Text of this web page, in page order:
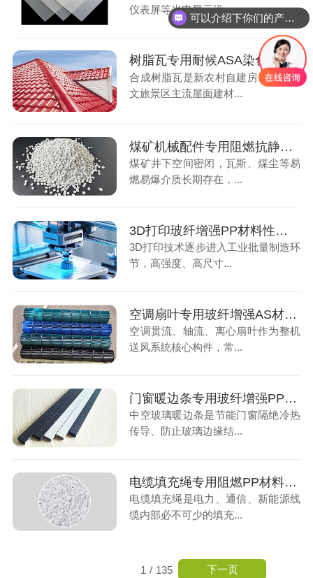
仪表屏等光电显示设...
树脂瓦专用耐候ASA染色颗粒，户外屋面长效优选材料
合成树脂瓦是新农村自建房、厂房、
文旅景区主流屋面建材...
煤矿机械配件专用阻燃抗静电ABS材料，筑牢井下生产安全屏障
煤矿井下空间密闭，瓦斯、煤尘等易
燃易爆介质长期存在，...
3D打印玻纤增强PP材料性能解析，工业零部件制造核心耗材
3D打印技术逐步进入工业批量制造环
节，高强度、高尺寸...
空调扇叶专用玻纤增强AS材料，高性能改性塑料赋能家电风叶稳定生产
空调贯流、轴流、离心扇叶作为整机
送风系统核心构件，常...
门窗暖边条专用玻纤增强PP材料，节能门窗关键材料
中空玻璃暖边条是节能门窗隔绝冷热
传导、防止玻璃边缘结...
电缆填充绳专用阻燃PP材料，线缆安全填充专用材料
电缆填充绳是电力、通信、新能源线
缆内部必不可少的填充...
1 / 135 下一页
可以介绍下你们的产品么